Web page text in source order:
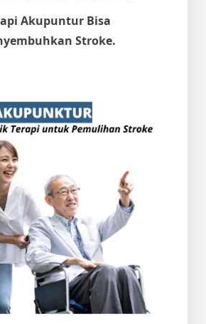
Akupuntur Bisa
Stroke.